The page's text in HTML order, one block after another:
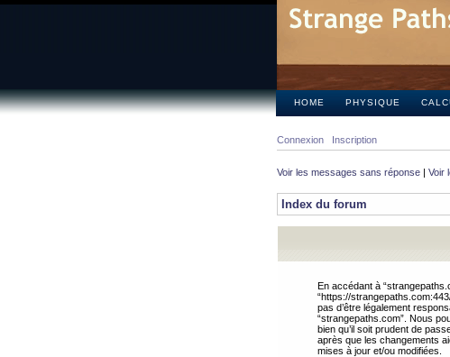
HOME PHYSIQUE
Connexion Inscription
Voir les messages sans réponse | Voir
Index du forum
En accédant à
“https://
pas d’être légalement
“strangepaths.com”. Nous
bien qu’il soit prudent de
après que les changements
mises à jour et/ou modifiées.